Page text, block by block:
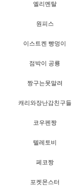
엘리멘탈
원피스
이스트켄 빵멍이
점박이 공룡
짱구는못말려
캐리와장난감친구들
코우펜짱
텔레토비
페코짱
포켓몬스터